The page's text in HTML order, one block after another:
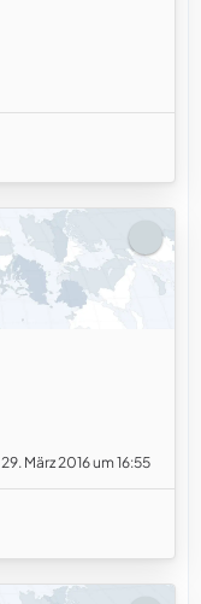
29. März 2016 um 16:55